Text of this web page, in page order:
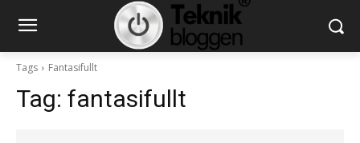
Tags Fantasifullt
Tag: fantasifullt